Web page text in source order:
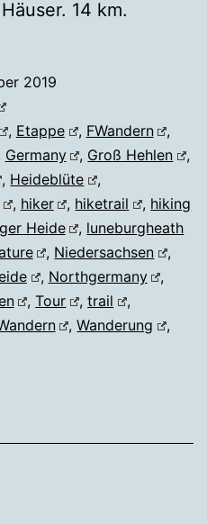
14 km.
2019
, Etappe , FWandern
,
Germany , Groß Hehlen
,
, Heideblüte
,
, hiker , hiketrail , hiking
Heide , luneburgheath
, Niedersachsen
,
, Northgermany
,
,Tour ,trail
,
,Wanderung
,